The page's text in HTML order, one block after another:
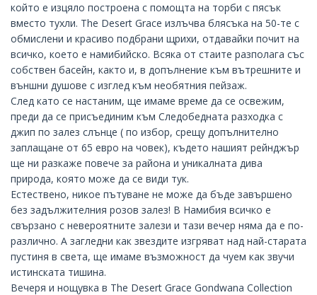
който е изцяло построена с помощта на торби с пясък
вместо тухли. The Desert Grace излъчва блясъка на 50-те с
обмислени и красиво подбрани щрихи, отдавайки почит на
всичко, което е намибийско. Всяка от стаите разполага със
собствен басейн, както и, в допълнение към вътрешните и
външни душове с изглед към необятния пейзаж.
След като се настаним, ще имаме време да се освежим,
преди да се присъединим към Следобедната разходка с
джип по залез слънце ( по избор, срещу допълнително
заплащане от 65 евро на човек), където нашият рейнджър
ще ни разкаже повече за района и уникалната дива
природа, която може да се види тук.
Естествено, никое пътуване не може да бъде завършено
без задължителния розов залез! В Намибия всичко е
свързано с невероятните залези и тази вечер няма да е по-
различно. А загледни как звездите изгряват над най-старата
пустиня в света, ще имаме възможност да чуем как звучи
истинската тишина.
Вечеря и нощувка в The Desert Grace Gondwana Collection